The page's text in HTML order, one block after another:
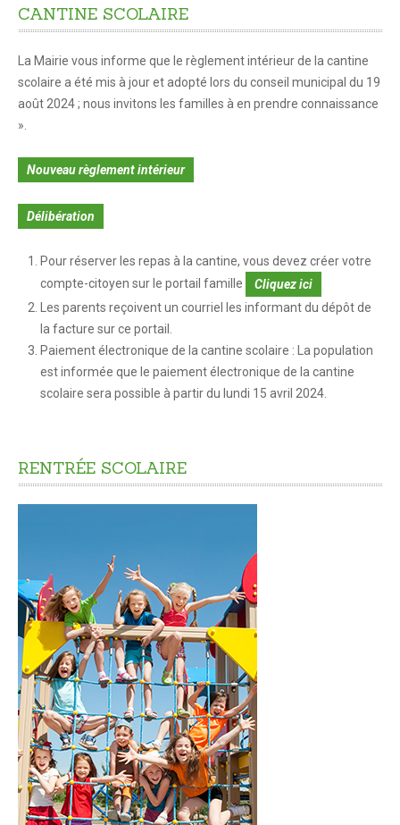
CITOYENNETÉ
Citoyenneté
Le Conseil Municipal
Les services municipaux
Accès rapide
Déchets - Propreté
Aménagement du territoire
Plan Local d’Urbanisme Intercommunal
Les Aires de jeux
L'éclairage public
Urbanisme
CANTINE SCOLAIRE
La Mairie vous informe que le règlement intérieur de la cantine
scolaire a été mis à jour et adopté lors du conseil municipal du 19
août 2024 ; nous invitons les familles à en prendre connaissance
».
Nouveau règlement intérieur
Délibération
Pour réserver les repas à la cantine, vous devez créer votre
compte-citoyen sur le portail famille
Cliquez ici
Les parents reçoivent un courriel les informant du dépôt de
la facture sur ce portail.
Paiement électronique de la cantine scolaire : La population
est informée que le paiement électronique de la cantine
scolaire sera possible à partir du lundi 15 avril 2024.
RENTRÉE SCOLAIRE